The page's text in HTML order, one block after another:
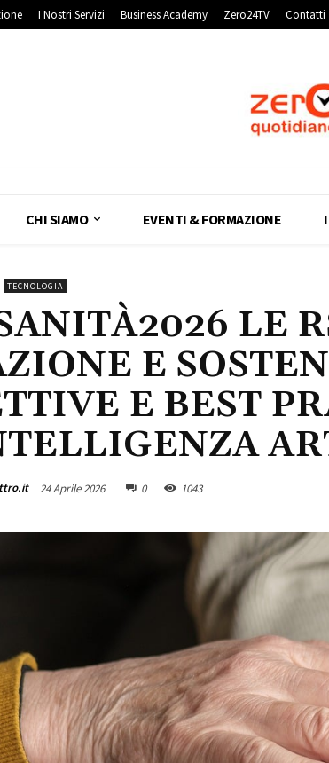
I Nostri Servizi Business Academy Zero24TV Contatti
CHI SIAMO EVENTI & FORMAZIONE
TECNOLOGIA
LE
E
E BEST
24 Aprile 2026 0 1043